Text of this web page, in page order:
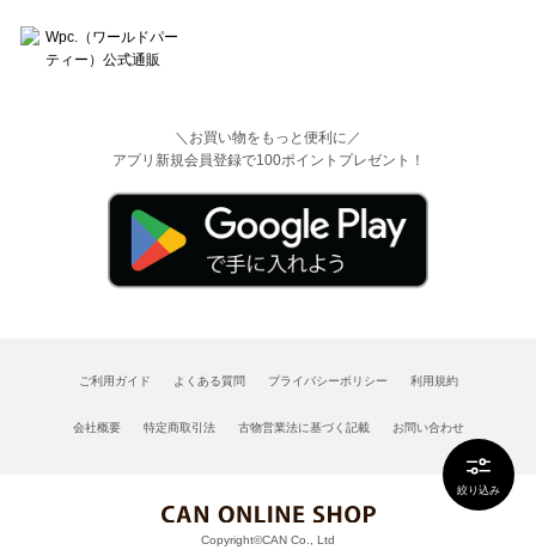
絞り込み
＼お買い物をもっと便利に／
アプリ新規会員登録で100ポイントプレゼント！
ご利用ガイド よくある質問 プライバシーポリシー 利用規約
会社概要 特定商取引法 古物営業法に基づく記載 お問い合わせ
Copyright©CAN Co., Ltd